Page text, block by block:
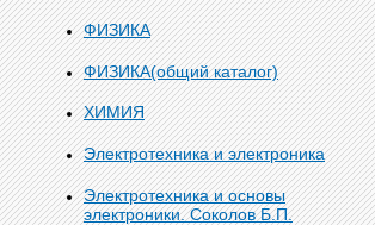
ФИЗИКА
ФИЗИКА(общий каталог)
ХИМИЯ
Электротехника и электроника
Электротехника и основы
электроники. Соколов Б.П.